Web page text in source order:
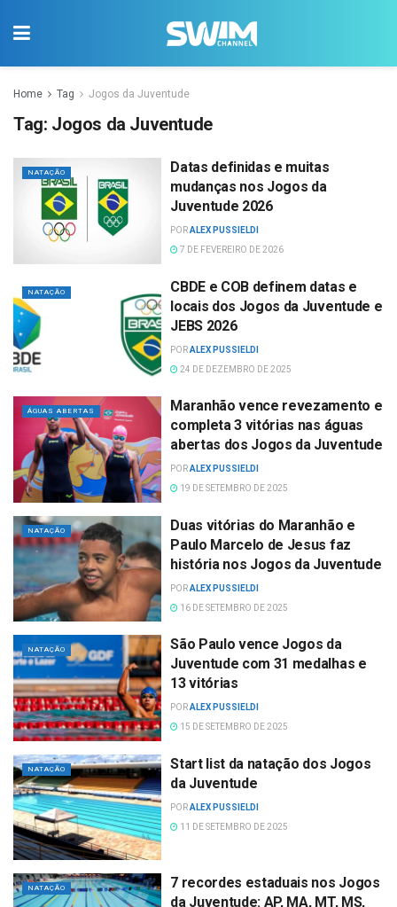
Home Tag Jogos da Juventude
Tag: Jogos da Juventude
NATAÇÃO
Datas definidas e muitas
mudanças nos Jogos da
Juventude 2026
PORALEX PUSSIELDI
7 DE FEVEREIRO DE 2026
NATAÇÃO
CBDE e COB definem datas e
locais dos Jogos da Juventude e
JEBS 2026
PORALEX PUSSIELDI
24 DE DEZEMBRO DE 2025
ÁGUAS ABERTAS
Maranhão vence revezamento e
completa 3 vitórias nas águas
abertas dos Jogos da Juventude
PORALEX PUSSIELDI
19 DE SETEMBRO DE 2025
NATAÇÃO
Duas vitórias do Maranhão e
Paulo Marcelo de Jesus faz
história nos Jogos da Juventude
PORALEX PUSSIELDI
16 DE SETEMBRO DE 2025
NATAÇÃO
São Paulo vence Jogos da
Juventude com 31 medalhas e
13 vitórias
PORALEX PUSSIELDI
15 DE SETEMBRO DE 2025
NATAÇÃO
Start list da natação dos Jogos
da Juventude
PORALEX PUSSIELDI
11 DE SETEMBRO DE 2025
NATAÇÃO
7 recordes estaduais nos Jogos
da Juventude: AP, MA, MT, MS,